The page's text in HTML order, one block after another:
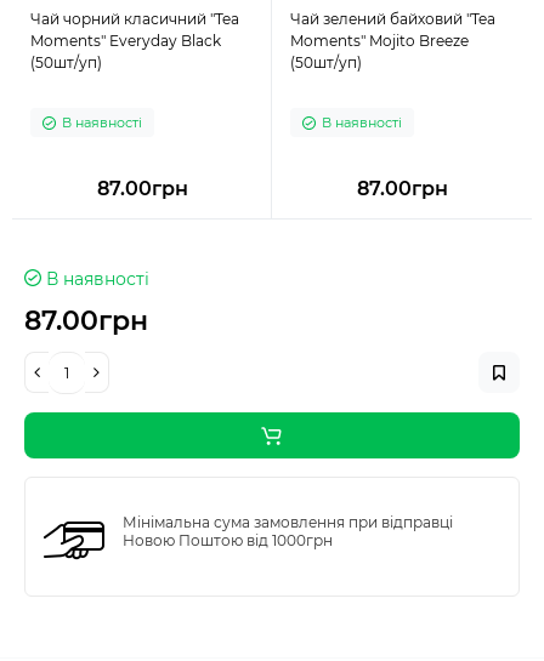
Чай чорний класичний "Tea
Moments" Everyday Black
(50шт/уп)
В наявності
87.00грн
Чай зелений байховий "Tea
Moments" Mojito Breeze
(50шт/уп)
В наявності
87.00грн
В наявності
87.00грн
Мінімальна сума замовлення при відправці
Новою Поштою від 1000грн